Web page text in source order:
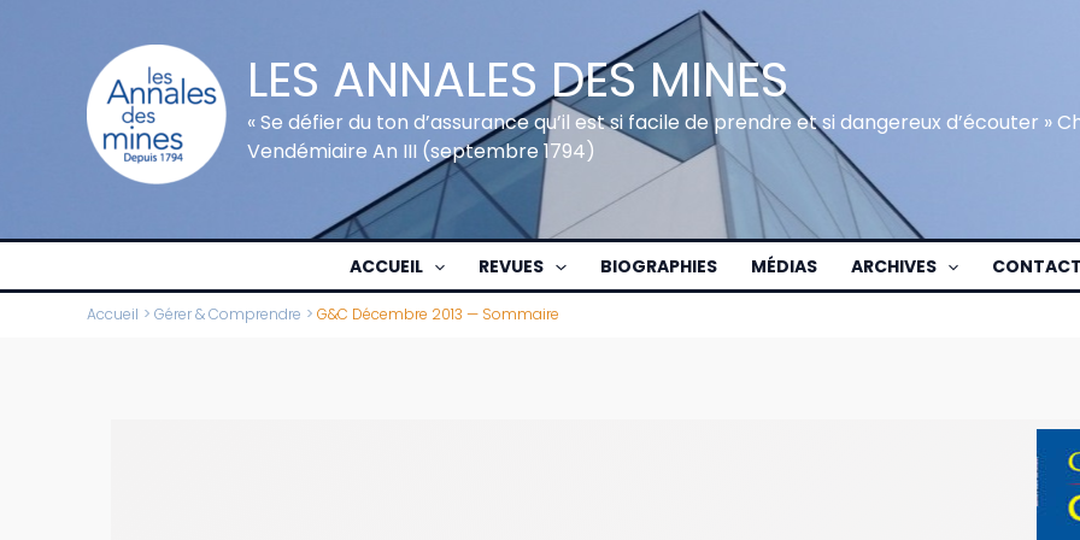
LES ANNALES DES MINES
« Se défier du ton d’assurance qu’il est si facile de prendre et si dangereux d’écouter »
Vendémiaire An III (septembre 1794)
ACCUEIL REVUES BIOGRAPHIES MÉDIAS ARCHIVES CONTACT
Accueil Gérer & Comprendre G&C Décembre 2013 — Sommaire